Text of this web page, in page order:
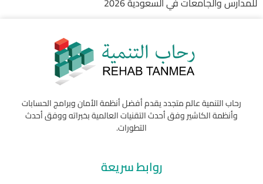
رحاب التنمية عالم متجدد يقدم أفضل أنظمة الأمان وبرامج الحسابات
وأنظمة الكاشير وفق أحدث التقنيات العالمية بخبراته ووفق أحدث
التطورات.
روابط سريعة